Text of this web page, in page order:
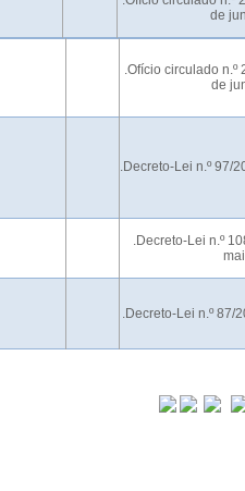
de
.Ofício circulado n.º
de
.Decreto-Lei n.º 97/
.Decreto-Lei n.º
.Decreto-Lei n.º 87/